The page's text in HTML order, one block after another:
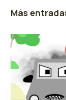
Más